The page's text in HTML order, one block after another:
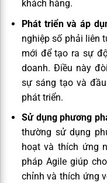
khách hàng.
Phát triển và áp
nghiệp số phải liên
mới để tạo ra sự
doanh. Điều này
sự sáng tạo và
phát triển.
Sử dụng phương
thường sử dụng
hoạt và thích ứng
pháp Agile giúp
chỉnh và thích ứng